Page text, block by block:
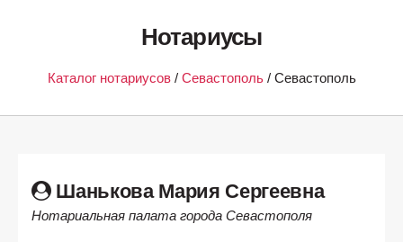
Нотариусы
Каталог нотариусов/ Севастополь/ Севастополь
Шанькова Мария Сергеевна
Нотариальная палата города Севастополя